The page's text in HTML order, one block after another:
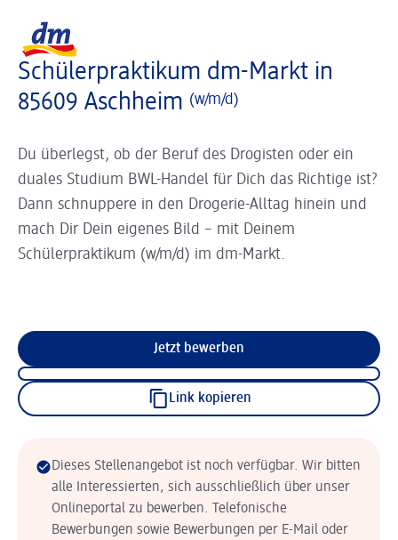
Schülerpraktikum dm-Markt in
85609 Aschheim (w/m/d)
Du überlegst, ob der Beruf des Drogisten oder ein
duales Studium BWL-Handel für Dich das Richtige ist?
Dann schnuppere in den Drogerie-Alltag hinein und
mach Dir Dein eigenes Bild – mit Deinem
Schülerpraktikum (w/m/d) im dm-Markt.
Jetzt bewerben
Link kopieren
Dieses Stellenangebot ist noch verfügbar. Wir bitten
alle Interessierten, sich ausschließlich über unser
Onlineportal zu bewerben. Telefonische
Bewerbungen sowie Bewerbungen per E-Mail oder